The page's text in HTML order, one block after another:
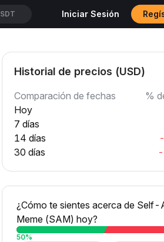
Iniciar Sesión
Historial de precios (USD)
Comparación de fechas
%
Hoy
7 días
14 días
30 días
¿Cómo te sientes acerca de Self-
Meme (SAM) hoy?
50%